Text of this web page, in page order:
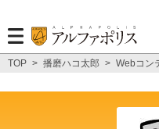
TOP > 播磨ハコ太郎 > Webコン